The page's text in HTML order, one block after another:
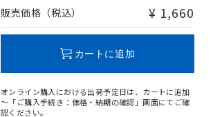
販売価格（税込） ¥ 1,660
カートに追加
オンライン購入における出荷予定日は、カートに追加
～「ご購入手続き：価格・納期の確認」画面にてご確
認ください。